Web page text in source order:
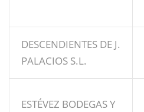
DESCENDIENTES DE J.
PALACIOS S.L.
ESTÉVEZ BODEGAS Y